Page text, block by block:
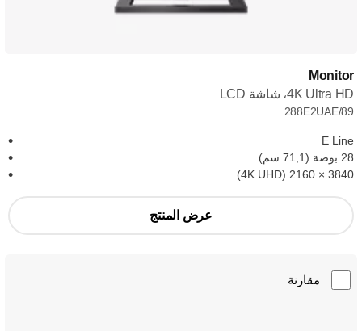
Monitor
4K Ultra HD، شاشة LCD
288E2UAE/89
E Line
28 بوصة (71,1 سم)
3840‏ × 2160 (4K UHD)
عرض المنتج
مقارنة